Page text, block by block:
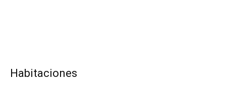
Habitaciones